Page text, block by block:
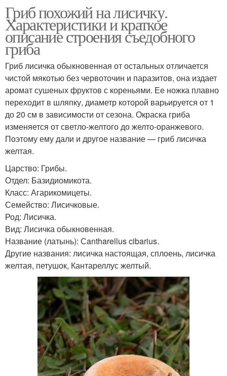
Гриб похожий на лисичку.
Характеристики и краткое
описание строения съедобного
гриба
Гриб лисичка обыкновенная от остальных отличается
чистой мякотью без червоточин и паразитов, она издает
аромат сушеных фруктов с кореньями. Ее ножка плавно
переходит в шляпку, диаметр которой варьируется от 1
до 20 см в зависимости от сезона. Окраска гриба
изменяется от светло-желтого до желто-оранжевого.
Поэтому ему дали и другое название — гриб лисичка
желтая.
Царство: Грибы.
Отдел: Базидиомикота.
Класс: Агарикомицеты.
Семейство: Лисичковые.
Род: Лисичка.
Вид: Лисичка обыкновенная.
Название (латынь): Сantharellus cibarius.
Другие названия: лисичка настоящая, сплоень, лисичка
желтая, петушок, Кантареллус желтый.